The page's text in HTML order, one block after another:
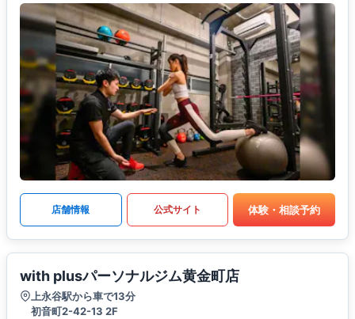
店舗情報 公式サイト 体験・相談予約
with plusパーソナルジム黄金町店
上永谷駅から車で13分
初音町2-42-13 2F